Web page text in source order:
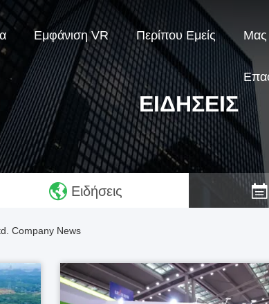
Εμφάνιση VR Περίπου Εμείς Μας
ΕΙΔΉΣΕΙΣ
Ειδήσεις
Company News